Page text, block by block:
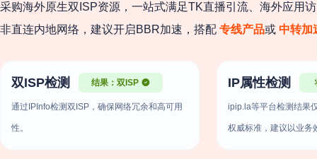
采购海外原生双ISP资源，一站式满足TK直播引流、海外应用
非直连内地网络，建议开启BBR加速，搭配 专线产品或 中转加
双ISP检测 结果：双ISP
通过IPInfo检测双ISP，确保网络冗余和高可用
性。
IP属性检测
ipip.la等平台检测结果
权威标准，建议以业务